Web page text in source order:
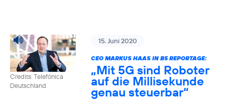
Credits: Telefónica
Deutschland
15. Juni 2020
CEO MARKUS HAAS IN B5 REPORTAGE:
„Mit 5G sind Roboter
auf die Millisekunde
genau steuerbar“